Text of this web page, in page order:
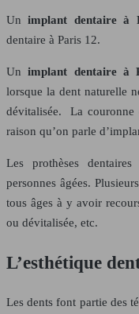
Unimplant dentaire à
dentaire à Paris 12.
Unimplant dentaire à
lorsque la dent naturelle
dévitalisée. La couronne
raison qu’on parle
Les prothèses
personnes âgées.
tous âges à y avoir
ou dévitalisée, etc.
L’esthétique
Les dents font partie des